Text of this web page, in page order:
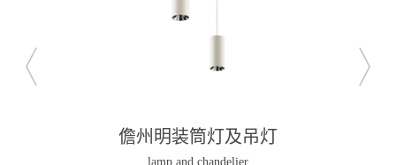
儋州明装筒灯及吊灯
lamp and chandelier